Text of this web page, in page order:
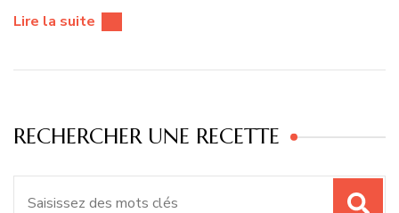
Lire la suite
RECHERCHER UNE RECETTE